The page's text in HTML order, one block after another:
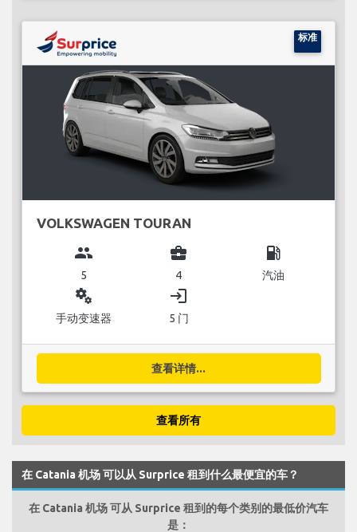
标准
VOLKSWAGEN TOURAN
group
5
business_center
4
local_gas_station
汽油
miscellaneous_services
手动变速器
login
5 门
查看详情...
查看所有
在 Catania 机场 可以从 Surprice 租到什么最便宜的车？
在 Catania 机场 可从 Surprice 租到的每个类别的最低价汽车
是：